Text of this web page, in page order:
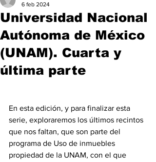
Universidad Nacional
Autónoma de México
(UNAM). Cuarta y
última parte
6 feb 2024
En esta edición, y para finalizar esta
serie, exploraremos los últimos recintos
que nos faltan, que son parte del
programa de Uso de inmuebles
propiedad de la UNAM, con el que